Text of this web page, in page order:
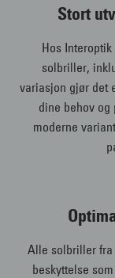
Stort
Hos
solbriller,
variasjon gjør det
dine behov
moderne
Alle solbriller fra
beskyttelse